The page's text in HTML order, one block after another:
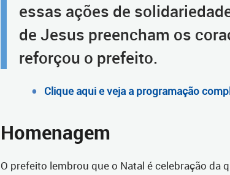
essas ações de
de Jesus preencham os
reforçou o prefeito.
Clique aqui e veja a programação
Homenagem
O prefeito lembrou que o Natal é celebração da